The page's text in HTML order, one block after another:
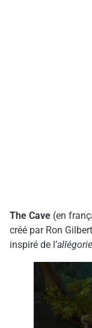
The Cave (en
créé par Ron
inspiré de l’